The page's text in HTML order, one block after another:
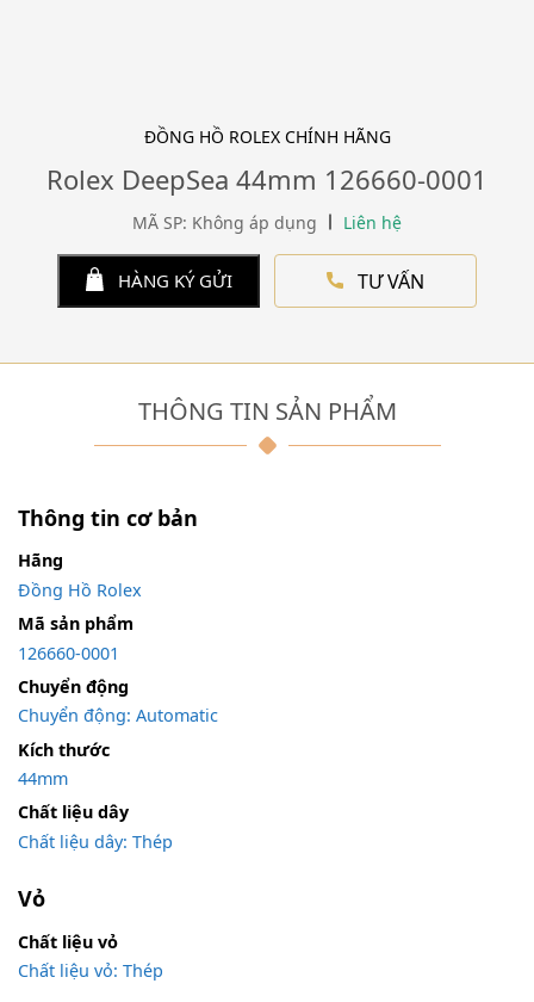
ĐỒNG HỒ ROLEX CHÍNH HÃNG
Rolex DeepSea 44mm 126660-0001
MÃ SP: Không áp dụng Liên hệ
HÀNG KÝ GỬI TƯ VẤN
THÔNG TIN SẢN PHẨM
Thông tin cơ bản
Hãng
Đồng Hồ Rolex
Mã sản phẩm
126660-0001
Chuyển động
Chuyển động: Automatic
Kích thước
44mm
Chất liệu dây
Chất liệu dây: Thép
Vỏ
Chất liệu vỏ
Chất liệu vỏ: Thép